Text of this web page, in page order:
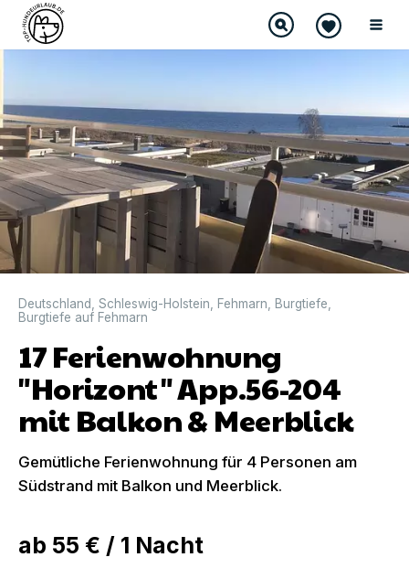
DIREKT BUCHBAR
Deutschland Schleswig-Holstein Fehmarn Burgtiefe
Burgtiefe auf Fehmarn
17 Ferienwohnung
"Horizont" App.56-204
mit Balkon & Meerblick
Gemütliche Ferienwohnung für 4 Personen am
Südstrand mit Balkon und Meerblick.
ab 55 € / 1 Nacht